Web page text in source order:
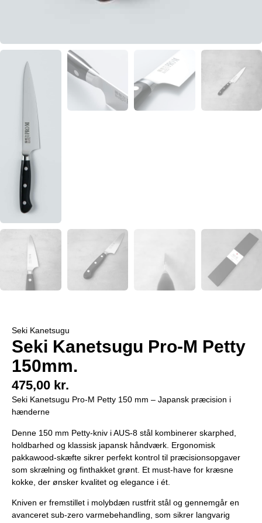
Seki Kanetsugu
Seki Kanetsugu Pro-M Petty
150mm.
475,00 kr.
Seki Kanetsugu Pro-M Petty 150 mm – Japansk præcision i
hænderne
Denne 150 mm Petty-kniv i AUS-8 stål kombinerer skarphed,
holdbarhed og klassisk japansk håndværk. Ergonomisk
pakkawood-skæfte sikrer perfekt kontrol til præcisionsopgaver
som skrælning og finthakket grønt. Et must-have for kræsne
kokke, der ønsker kvalitet og elegance i ét.
Kniven er fremstillet i molybdæn rustfrit stål og gennemgår en
avanceret sub-zero varmebehandling, som sikrer langvarig